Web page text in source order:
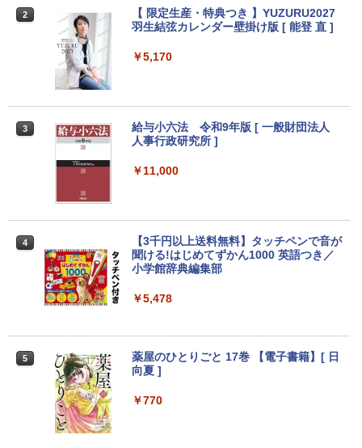
2
【期間限定破格金額！】新生活 新古品 W
in11搭載 パソコンノートパソコンoffice
5.6型 インテル高速CPU ランダムで発送
￥9,980
5インチフルHD Windows11 Pro カメラ
Bluetooth Wi-Fi 送料無料 保証付き
￥13,800
ックモデルCore i7/16G/SSD/カメラ付き
（4週間延長）【Office2024セット】イ
ンストール済※この商品はレンタルで
い。
2
【超特価】厳選大手メーカー 液晶モニタ
ー シークレット 22-23型ワイド フルHD
EIZO IIYAMA 三菱 富士通 NEC IO-DATA
ASUS エイスース 液晶ディスプレイ Ey
還元！】ゲーミングモニター 23.8インチ
度 低ブルーライト フリッカーフリー Ad
ative Sync対応HDMI1.4×2 DP1.2×1 3年
保証 KTC H24B9S
￥11,979
2
【 限定生産・特典つき 】YUZURU2027
羽生結弦カレンダー壁掛け版 [ 能登 直 ]
￥5,170
3
給与小六法 令和9年版 [ 一般財団法人
人事行政研究所 ]
￥11,000
4
【3千円以上送料無料】タッチペンで音が
聞ける!はじめてずかん1000 英語つき／
小学館辞典編集部
￥5,478
5
薬屋のひとりごと 17巻 【電子書籍】[ 日
向夏 ]
￥770